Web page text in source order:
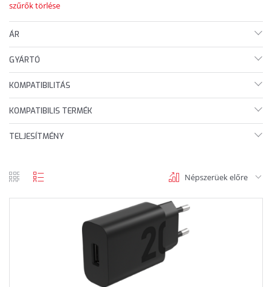
szűrők törlése
ÁR
GYÁRTÓ
KOMPATIBILITÁS
KOMPATIBILIS TERMÉK
TELJESÍTMÉNY
Népszerüek előre